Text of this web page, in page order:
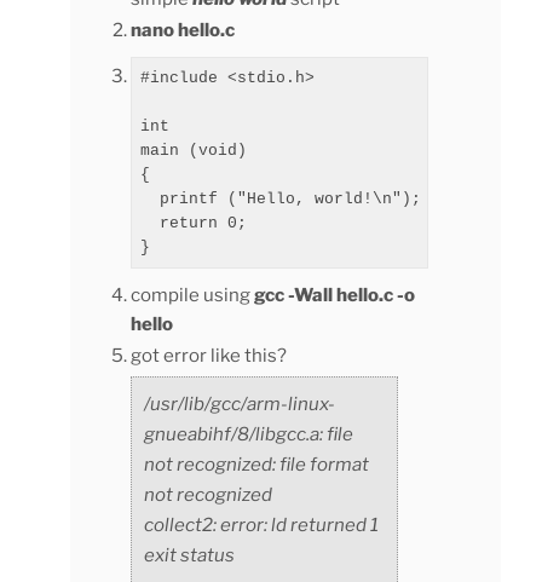
nano hello.c
#include <stdio.h>
int
main (void)
{
  printf ("Hello, world!\n");
  return 0;
compile usinggcc -Wall hello.c -o
hello
got error like this?
/usr/lib/gcc/arm-linux-
gnueabihf/8/libgcc.a: file
not recognized: file format
not recognized
collect2: error: ld returned 1
exit status